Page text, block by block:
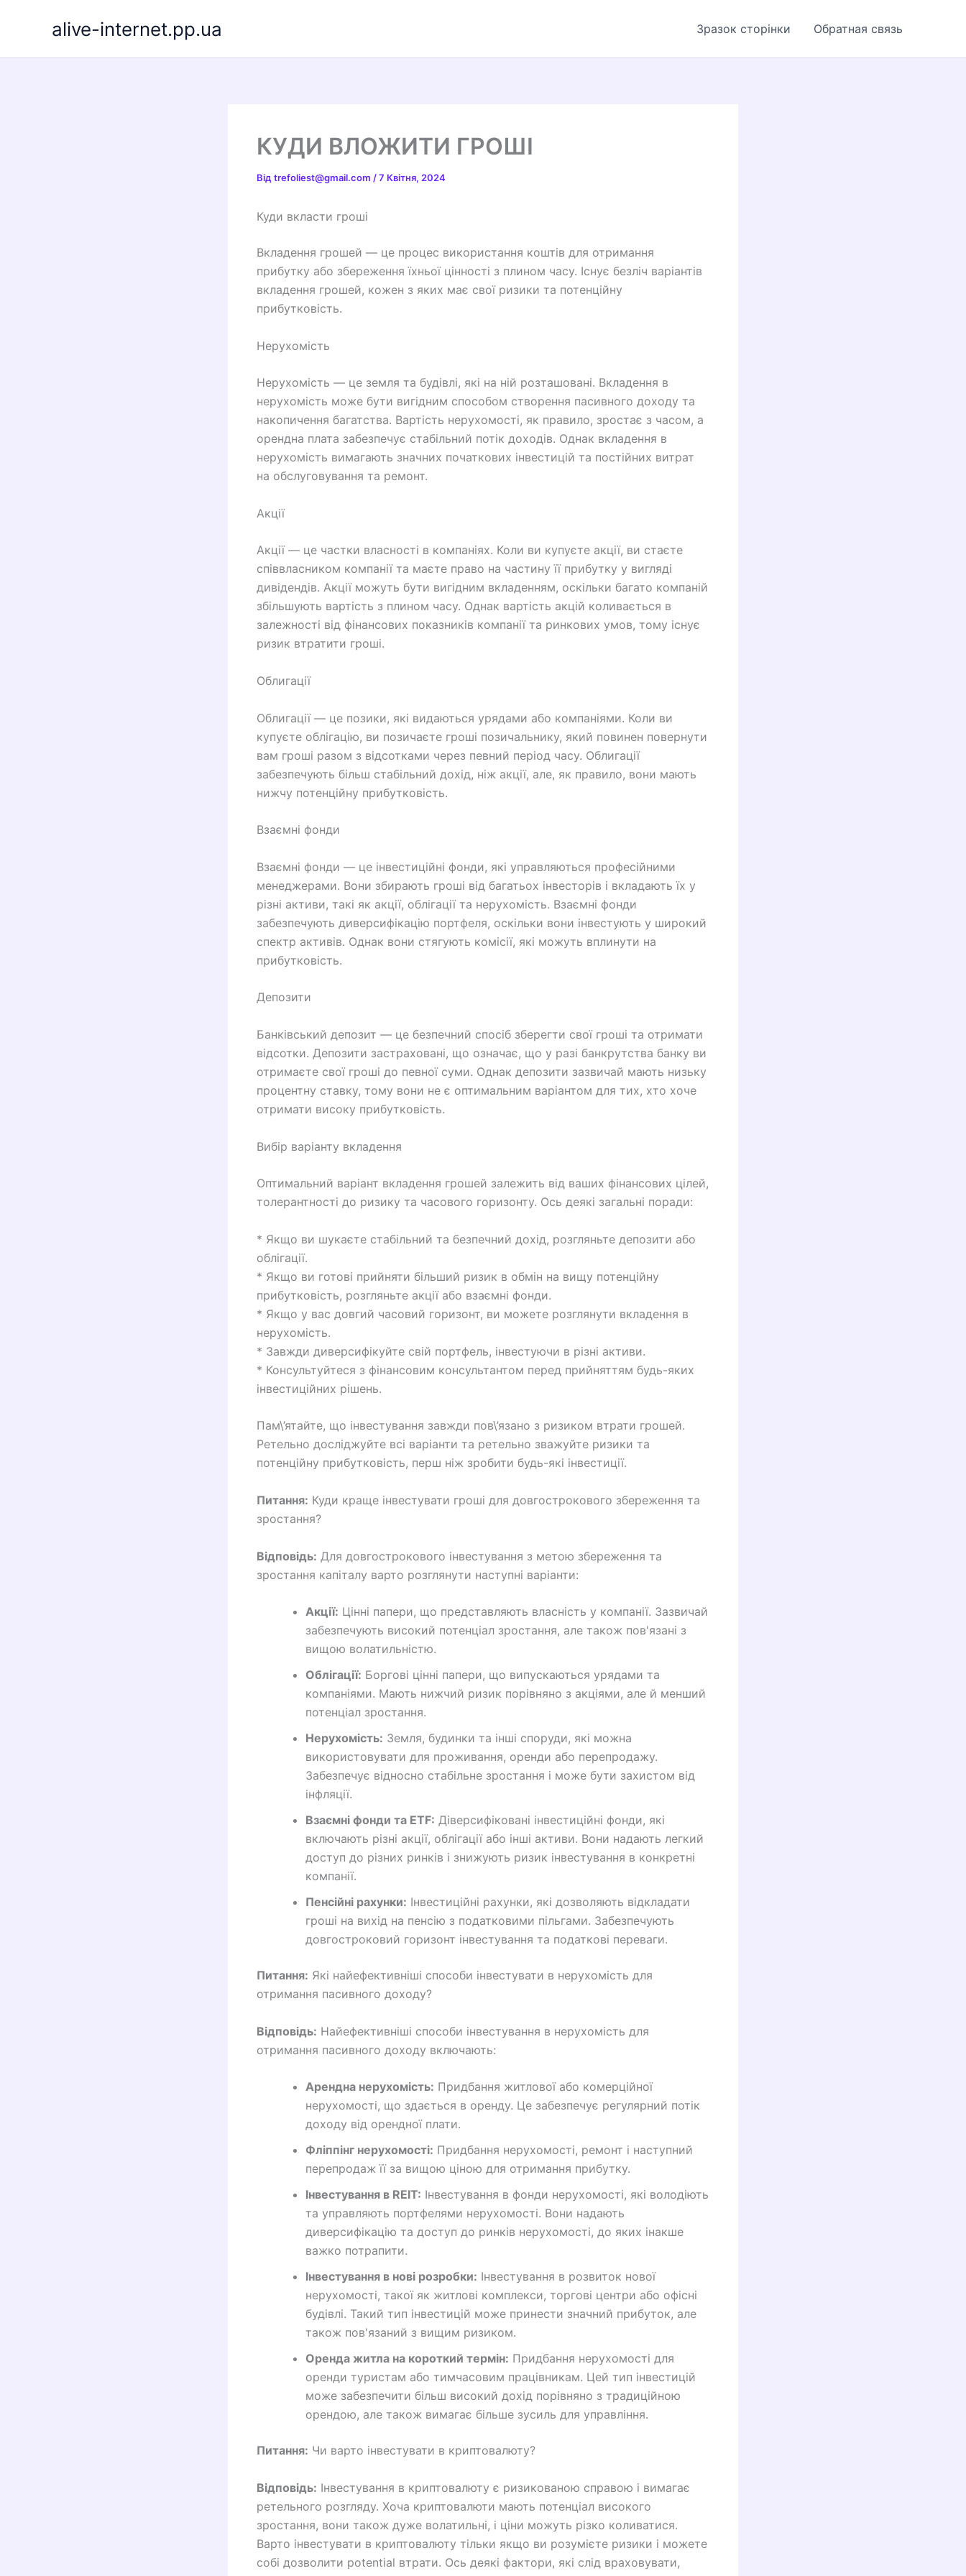
alive-internet.pp.ua Зразок сторінки Обратная связь
КУДИ ВЛОЖИТИ ГРОШІ
Від trefoliest@gmail.com /7 Квітня, 2024
Куди вкласти гроші
Вкладення грошей — це процес використання коштів для отримання
прибутку або збереження їхньої цінності з плином часу. Існує безліч варіантів
вкладення грошей, кожен з яких має свої ризики та потенційну
прибутковість.
Нерухомість
Нерухомість — це земля та будівлі, які на ній розташовані. Вкладення в
нерухомість може бути вигідним способом створення пасивного доходу та
накопичення багатства. Вартість нерухомості, як правило, зростає з часом, а
орендна плата забезпечує стабільний потік доходів. Однак вкладення в
нерухомість вимагають значних початкових інвестицій та постійних витрат
на обслуговування та ремонт.
Акції
Акції — це частки власності в компаніях. Коли ви купуєте акції, ви стаєте
співвласником компанії та маєте право на частину її прибутку у вигляді
дивідендів. Акції можуть бути вигідним вкладенням, оскільки багато компаній
збільшують вартість з плином часу. Однак вартість акцій коливається в
залежності від фінансових показників компанії та ринкових умов, тому існує
ризик втратити гроші.
Облигації
Облигації — це позики, які видаються урядами або компаніями. Коли ви
купуєте облігацію, ви позичаєте гроші позичальнику, який повинен повернути
вам гроші разом з відсотками через певний період часу. Облигації
забезпечують більш стабільний дохід, ніж акції, але, як правило, вони мають
нижчу потенційну прибутковість.
Взаємні фонди
Взаємні фонди — це інвестиційні фонди, які управляються професійними
менеджерами. Вони збирають гроші від багатьох інвесторів і вкладають їх у
різні активи, такі як акції, облігації та нерухомість. Взаємні фонди
забезпечують диверсифікацію портфеля, оскільки вони інвестують у широкий
спектр активів. Однак вони стягують комісії, які можуть вплинути на
прибутковість.
Депозити
Банківський депозит — це безпечний спосіб зберегти свої гроші та отримати
відсотки. Депозити застраховані, що означає, що у разі банкрутства банку ви
отримаєте свої гроші до певної суми. Однак депозити зазвичай мають низьку
процентну ставку, тому вони не є оптимальним варіантом для тих, хто хоче
отримати високу прибутковість.
Вибір варіанту вкладення
Оптимальний варіант вкладення грошей залежить від ваших фінансових цілей,
толерантності до ризику та часового горизонту. Ось деякі загальні поради:
* Якщо ви шукаєте стабільний та безпечний дохід, розгляньте депозити або
облігації.
* Якщо ви готові прийняти більший ризик в обмін на вищу потенційну
прибутковість, розгляньте акції або взаємні фонди.
* Якщо у вас довгий часовий горизонт, ви можете розглянути вкладення в
нерухомість.
* Завжди диверсифікуйте свій портфель, інвестуючи в різні активи.
* Консультуйтеся з фінансовим консультантом перед прийняттям будь-яких
інвестиційних рішень.
Пам\’ятайте, що інвестування завжди пов\’язано з ризиком втрати грошей.
Ретельно досліджуйте всі варіанти та ретельно зважуйте ризики та
потенційну прибутковість, перш ніж зробити будь-які інвестиції.
Питання: Куди краще інвестувати гроші для довгострокового збереження та
зростання?
Відповідь: Для довгострокового інвестування з метою збереження та
зростання капіталу варто розглянути наступні варіанти:
Акції: Цінні папери, що представляють власність у компанії. Зазвичай
забезпечують високий потенціал зростання, але також пов'язані з
вищою волатильністю.
Облігації: Боргові цінні папери, що випускаються урядами та
компаніями. Мають нижчий ризик порівняно з акціями, але й менший
потенціал зростання.
Нерухомість: Земля, будинки та інші споруди, які можна
використовувати для проживання, оренди або перепродажу.
Забезпечує відносно стабільне зростання і може бути захистом від
інфляції.
Взаємні фонди та ETF: Діверсифіковані інвестиційні фонди, які
включають різні акції, облігації або інші активи. Вони надають легкий
доступ до різних ринків і знижують ризик інвестування в конкретні
компанії.
Пенсійні рахунки: Інвестиційні рахунки, які дозволяють відкладати
гроші на вихід на пенсію з податковими пільгами. Забезпечують
довгостроковий горизонт інвестування та податкові переваги.
Питання: Які найефективніші способи інвестувати в нерухомість для
отримання пасивного доходу?
Відповідь: Найефективніші способи інвестування в нерухомість для
отримання пасивного доходу включають:
Арендна нерухомість: Придбання житлової або комерційної
нерухомості, що здається в оренду. Це забезпечує регулярний потік
доходу від орендної плати.
Фліппінг нерухомості: Придбання нерухомості, ремонт і наступний
перепродаж її за вищою ціною для отримання прибутку.
Інвестування в REIT: Інвестування в фонди нерухомості, які володіють
та управляють портфелями нерухомості. Вони надають
диверсифікацію та доступ до ринків нерухомості, до яких інакше
важко потрапити.
Інвестування в нові розробки: Інвестування в розвиток нової
нерухомості, такої як житлові комплекси, торгові центри або офісні
будівлі. Такий тип інвестицій може принести значний прибуток, але
також пов'язаний з вищим ризиком.
Оренда житла на короткий термін: Придбання нерухомості для
оренди туристам або тимчасовим працівникам. Цей тип інвестицій
може забезпечити більш високий дохід порівняно з традиційною
орендою, але також вимагає більше зусиль для управління.
Питання: Чи варто інвестувати в криптовалюту?
Відповідь: Інвестування в криптовалюту є ризикованою справою і вимагає
ретельного розгляду. Хоча криптовалюти мають потенціал високого
зростання, вони також дуже волатильні, і ціни можуть різко коливатися.
Варто інвестувати в криптовалюту тільки якщо ви розумієте ризики і можете
собі дозволити potential втрати. Ось деякі фактори, які слід враховувати,